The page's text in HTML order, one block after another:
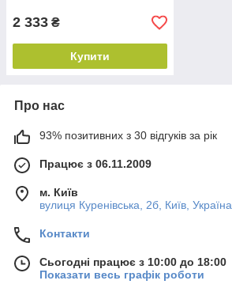
2 333 ₴
Купити
Про нас
93% позитивних з 30 відгуків за рік
Працює з 06.11.2009
м. Київ
вулиця Куренівська, 2б, Київ, Україна
Контакти
Сьогодні працює з 10:00 до 18:00
Показати весь графік роботи